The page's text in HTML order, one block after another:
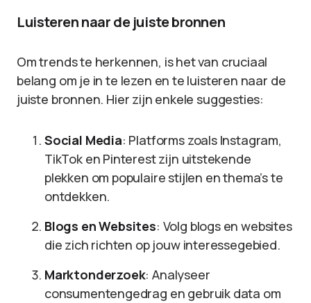
Luisteren naar de juiste bronnen
Om trends te herkennen, is het van cruciaal
belang om je in te lezen en te luisteren naar de
juiste bronnen. Hier zijn enkele suggesties:
Social Media: Platforms zoals Instagram,
TikTok en Pinterest zijn uitstekende
plekken om populaire stijlen en thema’s te
ontdekken.
Blogs en Websites: Volg blogs en websites
die zich richten op jouw interessegebied.
Marktonderzoek: Analyseer
consumentengedrag en gebruik data om